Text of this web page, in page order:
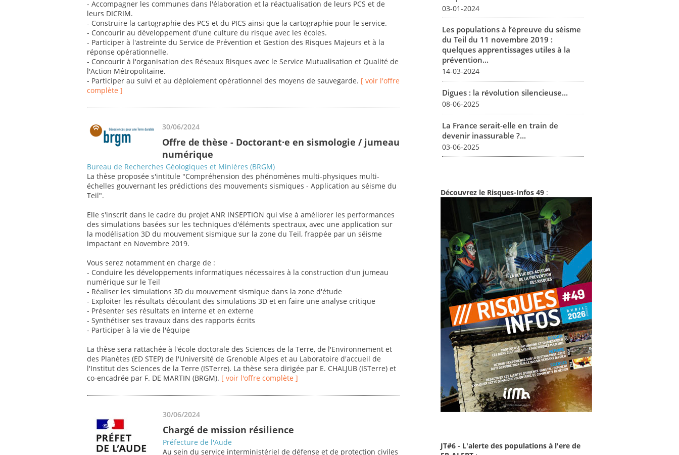
- Accompagner les communes dans l'élaboration et la réactualisation de leurs PCS et de
leurs DICRIM.
- Construire la cartographie des PCS et du PICS ainsi que la cartographie pour le service.
- Concourir au développement d'une culture du risque avec les écoles.
- Participer à l'astreinte du Service de Prévention et Gestion des Risques Majeurs et à la
réponse opérationnelle.
- Concourir à l'organisation des Réseaux Risques avec le Service Mutualisation et Qualité de
l'Action Métropolitaine.
- Participer au suivi et au déploiement opérationnel des moyens de sauvegarde. [ voir l'offre
complète ]
30/06/2024
Offre de thèse - Doctorant·e en sismologie / jumeau
numérique
Bureau de Recherches Géologiques et Minières (BRGM)
La thèse proposée s'intitule "Compréhension des phénomènes multi-physiques multi-
échelles gouvernant les prédictions des mouvements sismiques - Application au séisme du
Teil".
Elle s'inscrit dans le cadre du projet ANR INSEPTION qui vise à améliorer les performances
des simulations basées sur les techniques d'éléments spectraux, avec une application sur
la modélisation 3D du mouvement sismique sur la zone du Teil, frappée par un séisme
impactant en Novembre 2019.
Vous serez notamment en charge de :
- Conduire les développements informatiques nécessaires à la construction d'un jumeau
numérique sur le Teil
- Réaliser les simulations 3D du mouvement sismique dans la zone d'étude
- Exploiter les résultats découlant des simulations 3D et en faire une analyse critique
- Présenter ses résultats en interne et en externe
- Synthétiser ses travaux dans des rapports écrits
- Participer à la vie de l'équipe
La thèse sera rattachée à l'école doctorale des Sciences de la Terre, de l'Environnement et
des Planètes (ED STEP) de l'Université de Grenoble Alpes et au Laboratoire d'accueil de
l'Institut des Sciences de la Terre (ISTerre). La thèse sera dirigée par E. CHALJUB (ISTerre) et
co-encadrée par F. DE MARTIN (BRGM). [ voir l'offre complète ]
30/06/2024
Chargé de mission résilience
Préfecture de l'Aude
Au sein du service interministériel de défense et de protection civiles
03-01-2024
Les populations à l’épreuve du séisme
du Teil du 11 novembre 2019 :
quelques apprentissages utiles à la
prévention...
14-03-2024
Digues : la révolution silencieuse...
08-06-2025
La France serait-elle en train de
devenir inassurable ?...
03-06-2025
Découvrez le Risques-Infos 49 :
JT#6 - L'alerte des populations à l'ere de